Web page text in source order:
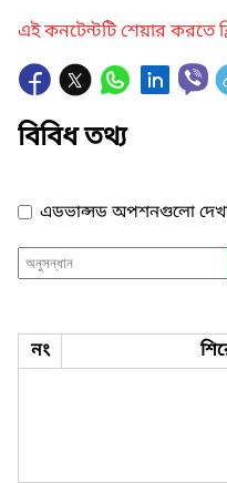
এই কনটেন্টটি শেয়ার করতে
বিবিধ তথ্য
এডভান্সড অপশনগুলো
নং